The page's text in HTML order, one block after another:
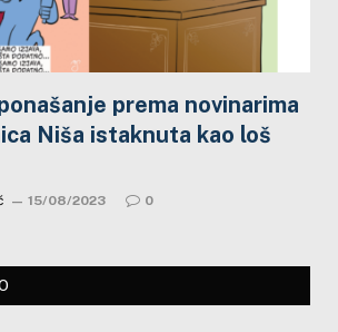
prema novinarima
Niša istaknuta kao loš
15/08/2023 0